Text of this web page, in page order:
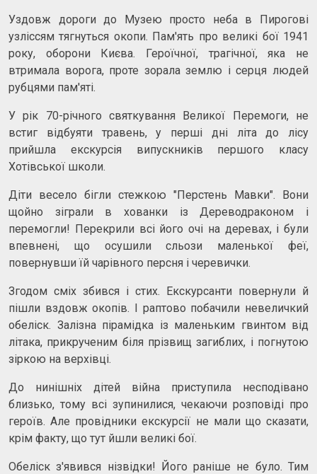
Уздовж дороги до Музею просто неба в Пирогові
узліссям тягнуться окопи. Пам'ять про великі бої 1941
року, оборони Києва. Героїчної, трагічної, яка не
втримала ворога, проте зорала землю і серця людей
рубцями пам'яті.
У рік 70-річного святкування Великої Перемоги, не
встиг відбуяти травень, у перші дні літа до лісу
прийшла екскурсія випускників першого класу
Хотівської школи.
Діти весело бігли стежкою "Перстень Мавки". Вони
щойно зіграли в хованки із Дереводраконом і
перемогли! Перекрили всі його очі на деревах, і були
впевнені, що осушили сльози маленької феї,
повернувши їй чарівного персня і черевички.
Згодом сміх збився і стих. Екскурсанти повернули й
пішли вздовж окопів. І раптово побачили невеличкий
обеліск. Залізна пірамідка із маленьким гвинтом від
літака, прикрученим біля прізвищ загиблих, і погнутою
зіркою на верхівці.
До нинішніх дітей війна приступила несподівано
близько, тому всі зупинилися, чекаючи розповіді про
героїв. Але провідники екскурсії не мали що сказати,
крім факту, що тут йшли великі бої.
Обеліск з'явився нізвідки! Його раніше не було. Тим